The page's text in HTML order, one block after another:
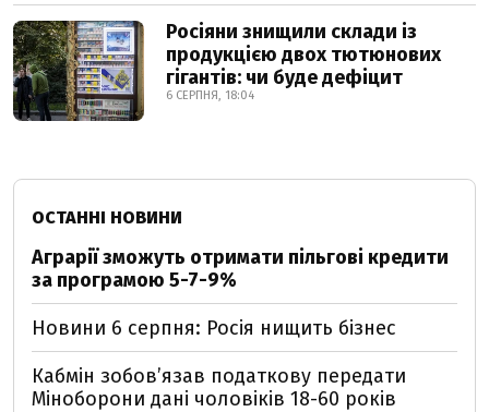
Росіяни знищили склади із
продукцією двох тютюнових
гігантів: чи буде дефіцит
6 СЕРПНЯ, 18:04
ОСТАННІ НОВИНИ
Аграрії зможуть отримати пільгові кредити
за програмою 5-7-9%
Новини 6 серпня: Росія нищить бізнес
Кабмін зобовʼязав податкову передати
Міноборони дані чоловіків 18-60 років